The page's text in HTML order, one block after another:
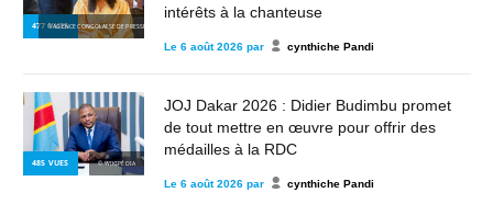
477 VUES
© AGENCE CONGOLAISE DE PRESSE
intérêts à la chanteuse
Le 6 août 2026 par cynthiche Pandi
485 VUES © WIKIPÉDIA
JOJ Dakar 2026 : Didier Budimbu promet
de tout mettre en œuvre pour offrir des
médailles à la RDC
Le 6 août 2026 par cynthiche Pandi